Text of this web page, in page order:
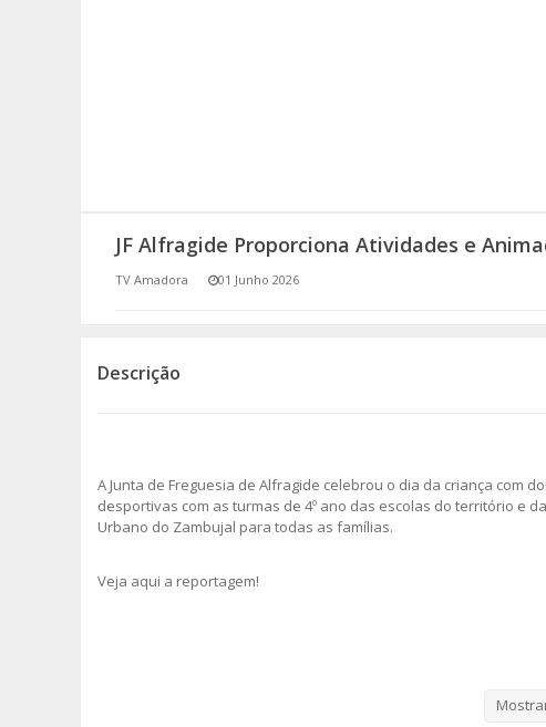
(RE) PENSAMENTOS
JF Alfragide Proporciona Atividades e
TV Amadora 01 Junho 2026
Descrição
A Junta de Freguesia de Alfragide celebrou o dia da criança com
desportivas com as turmas de 4º ano das escolas do território e
Urbano do Zambujal para todas as famílias.
Veja aqui a reportagem!